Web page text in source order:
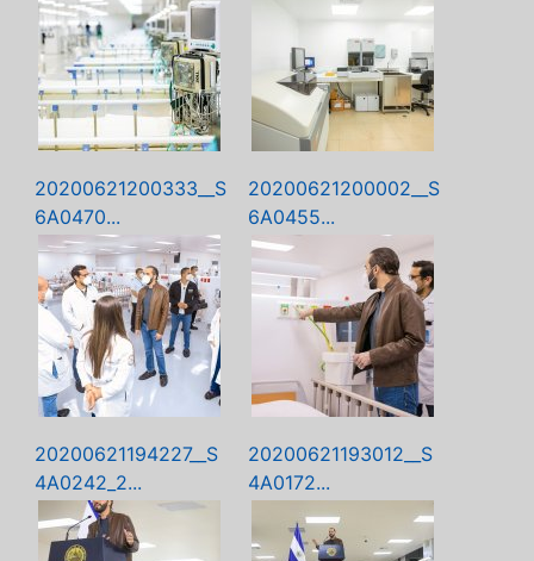
20200621200333__S
6A0470...
20200621200002__S
6A0455...
20200621194227__S
4A0242_2...
20200621193012__S
4A0172...